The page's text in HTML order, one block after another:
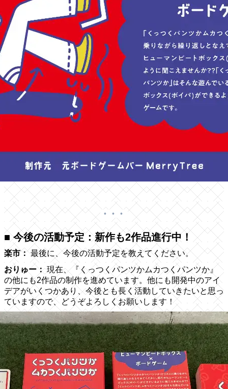
■ 今後の活動予定：新作も2作品進行中！
楽市：最後に、今後の活動予定を教えてください。
おりゅー：現在、『くっつくパンツかムカつくパンツか』
の他にも2作品の制作を進めています。他にも開発中のアイ
デアがいくつかあり、今後とも長く活動していきたいと思っ
ていますので、どうぞよろしくお願いします！